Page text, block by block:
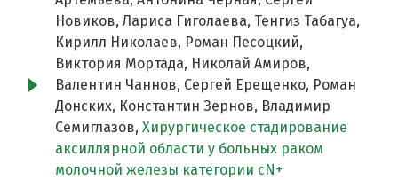
Новиков, Лариса Гиголаева, Тенгиз Табагуа,
Кирилл Николаев, Роман Песоцкий,
Виктория Мортада, Николай Амиров,
Валентин Чаннов, Сергей Ерещенко, Роман
Донских, Константин Зернов, Владимир
Семиглазов, Хирургическое стадирование
аксиллярной области у больных раком
молочной железы категории сN+